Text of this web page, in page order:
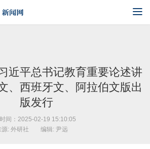
近平总书记教育重要论述讲
、西班牙文、阿拉伯文版出
版发行
间：2025-02-19 15:10:05
源: 外研社
编辑: 尹远